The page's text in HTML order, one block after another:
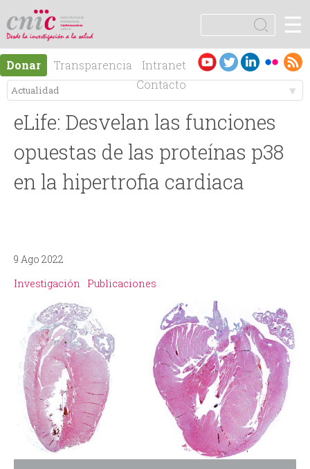
logotipo
En
gli
sh
Es
pa
ño
F
o
r
m
u
i
o
d
e
b
u
s
c
Donar Transparencia
Intranet
Contacto
☰
M
e
n
eLife: Desvelan las funciones
opuestas de las proteínas p38
en la hipertrofia cardiaca
9 Ago 2022
Investigación
Publicaciones